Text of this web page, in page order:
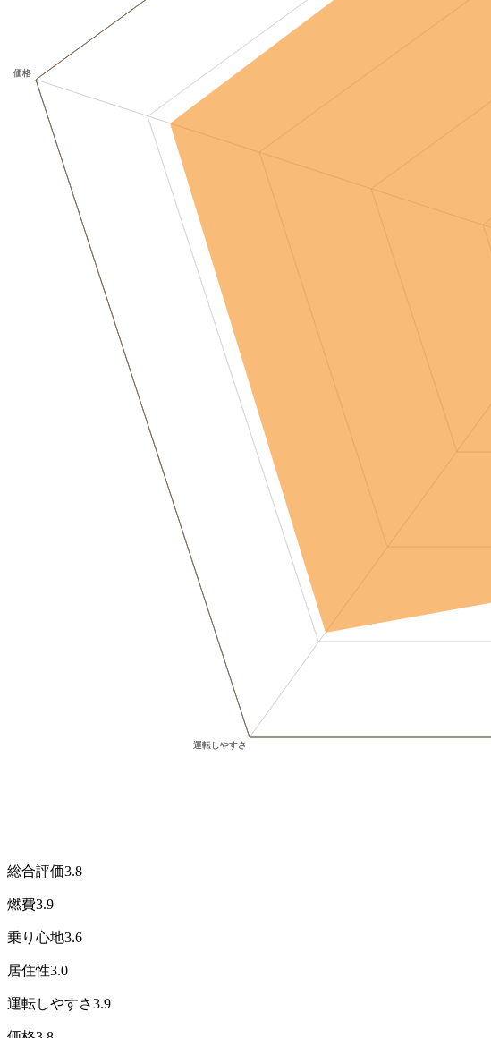
総合評価3.8
燃費3.9
乗り心地3.6
居住性3.0
運転しやすさ3.9